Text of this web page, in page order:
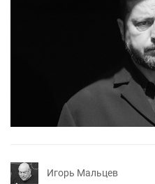
Игорь Мальцев